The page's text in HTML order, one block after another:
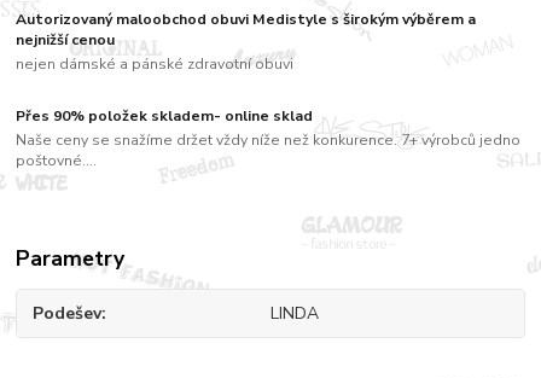
Autorizovaný maloobchod obuvi Medistyle s širokým výběrem a
nejnižší cenou
nejen dámské a pánské zdravotní obuvi
Přes 90% položek skladem- online sklad
Naše ceny se snažíme držet vždy níže než konkurence. 7+ výrobců jedno
poštovné....
Parametry
Podešev LINDA